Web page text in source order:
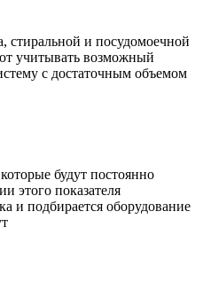
стиральной и посудомоечной
учитывать возможный
с достаточным объемом
будут постоянно
этого показателя
и подбирается оборудование